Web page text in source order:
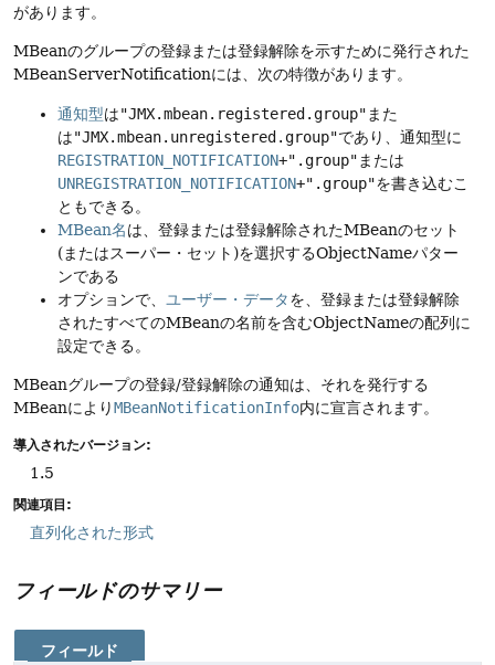
があります。
MBeanのグループの登録または登録解除を示すために発行された
MBeanServerNotificationには、次の特徴があります。
通知型は"JMX.mbean.registered.group" また
は"JMX.mbean.unregistered.group"であり、通知型に
REGISTRATION_NOTIFICATION+".group" または
UNREGISTRATION_NOTIFICATION+".group"を書き込むこ
ともできる。
MBean名は、登録または登録解除されたMBeanのセット
(またはスーパー・セット)を選択するObjectNameパター
ンである
オプションで、 ユーザー・データを、登録または登録解除
されたすべてのMBeanの名前を含むObjectNameの配列に
設定できる。
MBeanグループの登録/登録解除の通知は、それを発行する
MBeanによりMBeanNotificationInfo内に宣言されます。
導入されたバージョン:
1.5
関連項目:
直列化された形式
フィールドのサマリー
フィールド